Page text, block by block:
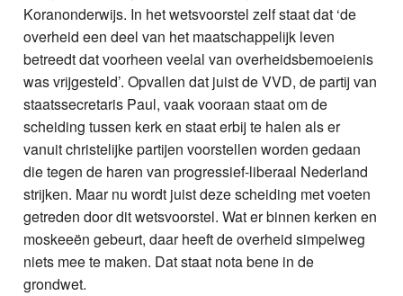
Koranonderwijs. In het wetsvoorstel zelf staat dat ‘de
overheid een deel van het maatschappelijk leven
betreedt dat voorheen veelal van overheidsbemoeienis
was vrijgesteld’. Opvallen dat juist de VVD, de partij van
staatssecretaris Paul, vaak vooraan staat om de
scheiding tussen kerk en staat erbij te halen als er
vanuit christelijke partijen voorstellen worden gedaan
die tegen de haren van progressief-liberaal Nederland
strijken. Maar nu wordt juist deze scheiding met voeten
getreden door dit wetsvoorstel. Wat er binnen kerken en
moskeeën gebeurt, daar heeft de overheid simpelweg
niets mee te maken. Dat staat nota bene in de
grondwet.